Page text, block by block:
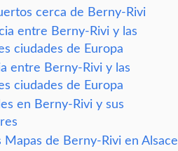
cerca de Berny-Rivi
entre Berny-Rivi y las
ciudades de Europa
entre Berny-Rivi y las
ciudades de Europa
en Berny-Rivi y sus
Mapas de Berny-Rivi en Alsace